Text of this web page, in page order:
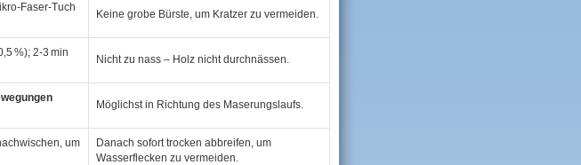
Keine grobe Bürste, um Kratzer zu vermeiden.
%); 2‑3 min
Nicht zu nass – Holz nicht durchnässen.
Möglichst in Richtung des Maserungs­laufs.
um
Danach sofort trocken abbreifen, um
Wasserflecken zu vermeiden.